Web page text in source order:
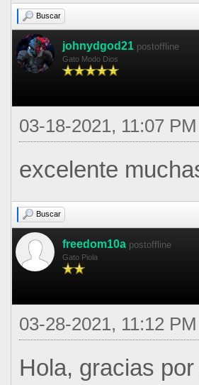
Buscar
johnydgod21 postoffline
Gato Modo Dios
03-18-2021, 11:07 PM
excelente
Buscar
freedom10a postoffline
Gato Piola
03-28-2021, 11:12 PM
Hola, gracias